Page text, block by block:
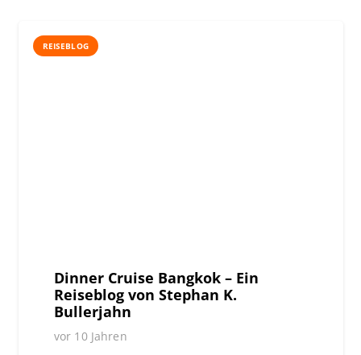
REISEBLOG
Dinner Cruise Bangkok – Ein
Reiseblog von Stephan K.
Bullerjahn
vor 10 Jahren